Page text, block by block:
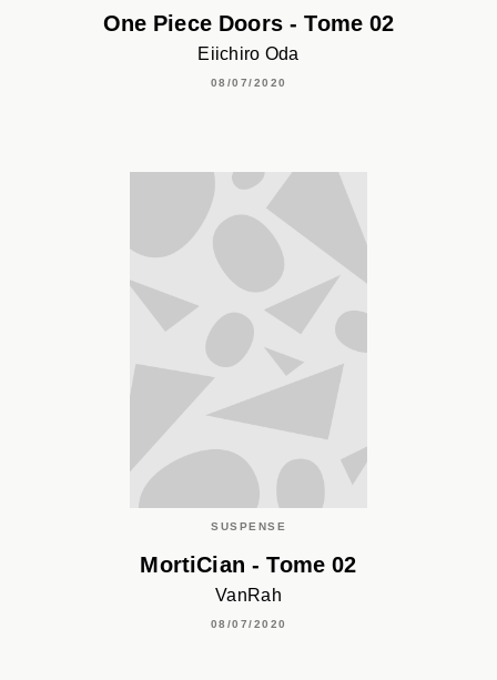
One Piece Doors - Tome 02
Eiichiro Oda
08/07/2020
SUSPENSE
MortiCian - Tome 02
VanRah
08/07/2020